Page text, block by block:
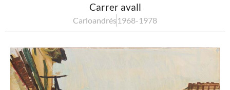
Carrer avall
Carloandrés 1968-1978